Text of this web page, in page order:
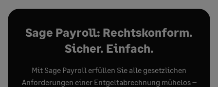
Sage Payroll: Rechtskonform.
Sicher. Einfach.
Mit Sage Payroll erfüllen Sie alle gesetzlichen
Anforderungen einer Entgeltabrechnung mühelos –